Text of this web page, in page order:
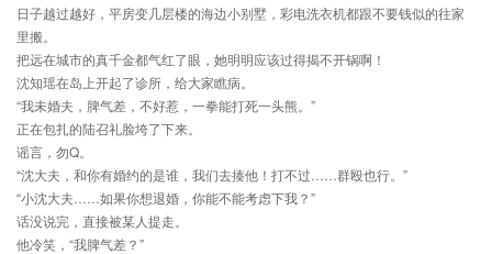
日子越过越好，平房变几层楼的海边小别墅，彩电洗衣机都跟不要钱似的往家
里搬。
把远在城市的真千金都气红了眼，她明明应该过得揭不开锅啊！
沈知瑶在岛上开起了诊所，给大家瞧病。
“我未婚夫，脾气差，不好惹，一拳能打死一头熊。”
正在包扎的陆召礼脸垮了下来。
谣言，勿Q。
“沈大夫，和你有婚约的是谁，我们去揍他！打不过……群殴也行。”
“小沈大夫……如果你想退婚，你能不能考虑下我？”
话没说完，直接被某人提走。
他冷笑，“我脾气差？”